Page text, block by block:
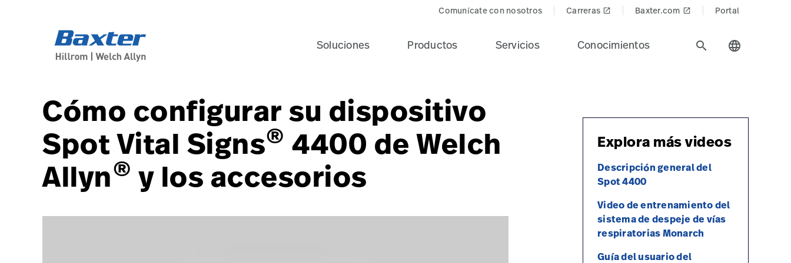
Comunícate con nosotros Carreras launch Baxter.com launch Portal
Soluciones Productos Servicios Conocimientos search language
Cómo configurar su dispositivo
Spot Vital Signs® 4400 de Welch
Allyn® y los accesorios
Explora más videos
Descripción general del
Spot 4400
Video de entrenamiento del
sistema de despeje de vías
respiratorias Monarch
Guía del usuario del